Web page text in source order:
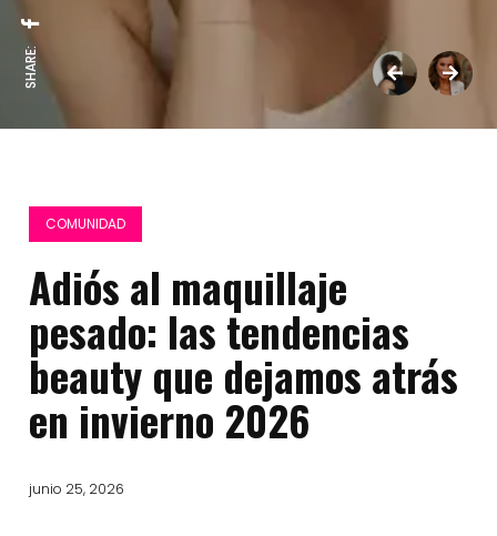
SHARE:
COMUNIDAD
Adiós al maquillaje
pesado: las tendencias
beauty que dejamos atrás
en invierno 2026
junio 25, 2026